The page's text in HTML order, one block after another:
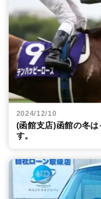
2024/12/10
(函館支店)函館の冬
す。